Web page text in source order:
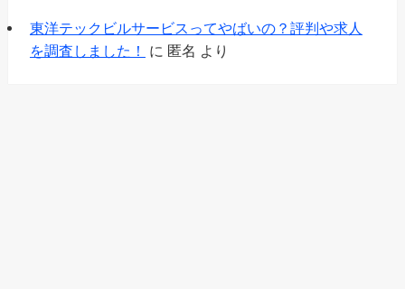
東洋テックビルサービスってやばいの？評判や求人
を調査しました！
に 匿名 より